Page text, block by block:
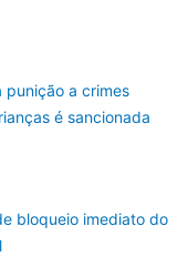
punição a crimes
é sancionada
bloqueio imediato do